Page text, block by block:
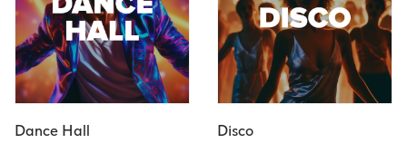
Dance Hall Disco